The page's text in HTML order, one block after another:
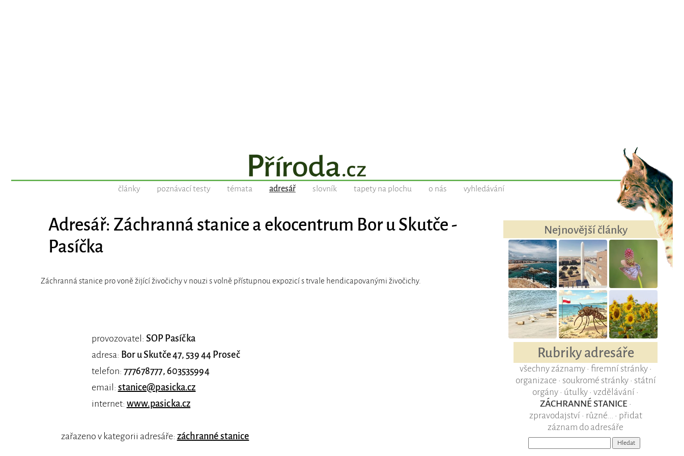
články poznávací testy témata adresář slovník tapety na plochu o nás vyhledávání
Adresář: Záchranná stanice a ekocentrum Bor u Skutče -
Pasíčka
Záchranná stanice pro voně žijící živočichy v nouzi s volně přístupnou expozicí s trvale hendicapovanými živočichy.
provozovatel: SOP Pasíčka
adresa: Bor u Skutče 47, 539 44 Proseč
telefon: 777678777, 603535994
email: stanice@pasicka.cz
internet: www.pasicka.cz
zařazeno v kategorii adresáře: záchranné stanice
Nejnovější články
Rubriky adresáře
všechny záznamy• firemní stránky•
organizace • soukromé stránky• státní
orgány • útulky • vzdělávání •
ZÁCHRANNÉ STANICE •
zpravodajství• různé... • přidat
záznam do adresáře